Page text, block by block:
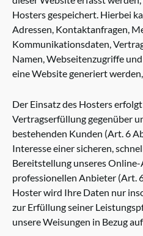
Hosters gespeichert. Hierbei
Adressen, Kontaktanfragen,
Kommunikationsdaten,
Namen, Webseitenzugriffe
eine Website generiert
Der Einsatz des Hosters
Vertragserfüllung gegenüber
bestehenden Kunden (Art. 6
Interesse einer sicheren,
Bereitstellung unseres
professionellen Anbieter (Art.
Hoster wird Ihre Daten nur
zur Erfüllung seiner
unsere Weisungen in Bezug